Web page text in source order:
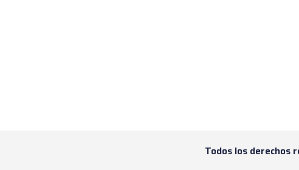
Todos los derechos